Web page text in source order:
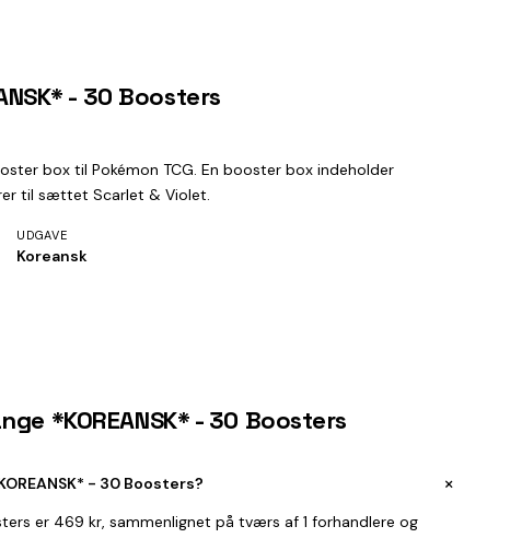
- 30 Boosters
box til Pokémon TCG. En booster box indeholder
til sættet Scarlet & Violet.
UDGAVE
Koreansk
*KOREANSK* - 30 Boosters
- 30 Boosters? +
er 469 kr, sammenlignet på tværs af 1 forhandlere og